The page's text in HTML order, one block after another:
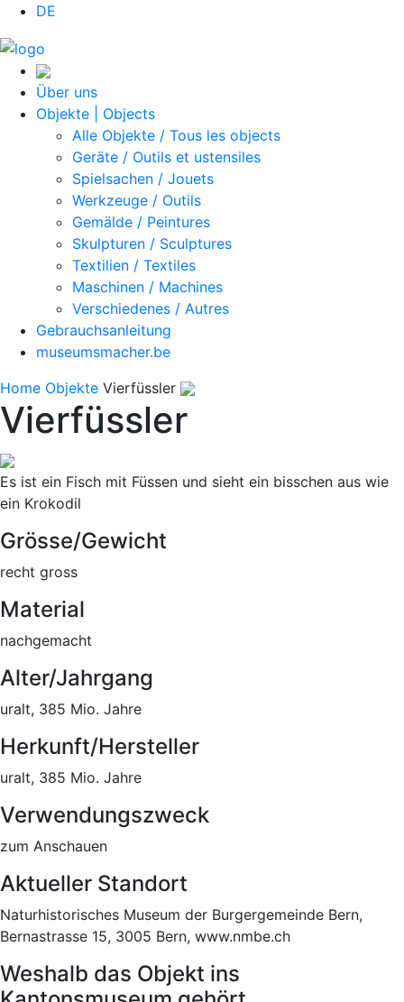
DE
Über uns
Objekte | Objects
Alle Objekte / Tous les objects
Geräte / Outils et ustensiles
Spielsachen / Jouets
Werkzeuge / Outils
Gemälde / Peintures
Skulpturen / Sculptures
Textilien / Textiles
Maschinen / Machines
Verschiedenes / Autres
Gebrauchsanleitung
museumsmacher.be
Home Objekte Vierfüssler
Vierfüssler
Es ist ein Fisch mit Füssen und sieht ein bisschen aus wie
ein Krokodil
Grösse/Gewicht
recht gross
Material
nachgemacht
Alter/Jahrgang
uralt, 385 Mio. Jahre
Herkunft/Hersteller
uralt, 385 Mio. Jahre
Verwendungszweck
zum Anschauen
Aktueller Standort
Naturhistorisches Museum der Burgergemeinde Bern,
Bernastrasse 15, 3005 Bern, www.nmbe.ch
Weshalb das Objekt ins